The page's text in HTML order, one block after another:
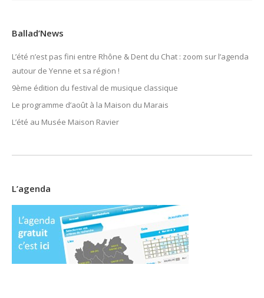
Ballad’News
L’été n’est pas fini entre Rhône & Dent du Chat : zoom sur l’agenda
autour de Yenne et sa région !
9ème édition du festival de musique classique
Le programme d’août à la Maison du Marais
L’été au Musée Maison Ravier
L’agenda